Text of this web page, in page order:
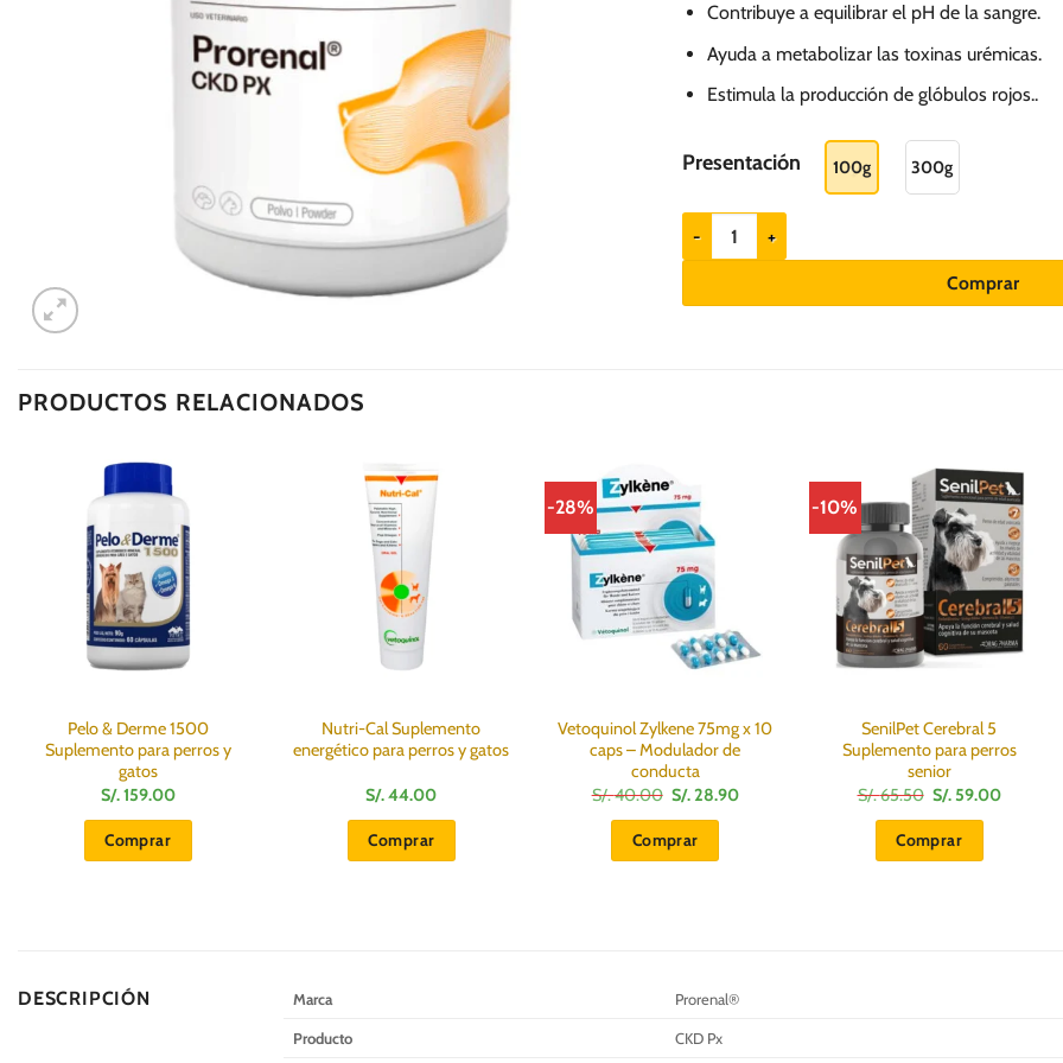
hasta
S/.
349.00
Contribuye a equilibrar el pH de la sangre.
Ayuda a metabolizar las toxinas urémicas.
Estimula la producción de glóbulos rojos..
Presentación 100g 300g
Prorenal CKD Px - Suplemento para Perros y Gatos
Comprar
PRODUCTOS RELACIONADOS
Pelo & Derme 1500
Suplemento para perros y
gatos
S/.159.00
Comprar
Nutri-Cal Suplemento
energético para perros y gatos
S/.44.00
Comprar
-28%
Vetoquinol Zylkene 75mg x 10
caps – Modulador de
conducta
S/.40.00 El
precio
original
era:
S/.
S/.28.90El
Comprar
-10%
SenilPet Cerebral 5
Suplemento para perros
senior
S/.65.50 El
precio
original
era:
S/.
S/. 59.00El
Comprar
DESCRIPCIÓN Marca Prorenal®
Producto CKD Px